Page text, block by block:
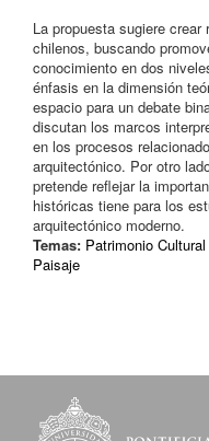
La propuesta sugiere
chilenos, buscando
conocimiento en dos
énfasis en la dimensión
espacio para un debate
discutan los marcos
en los procesos
arquitectónico. Por otro
pretende reflejar la
históricas tiene para los
arquitectónico moderno.
Temas: Patrimonio Cultural
Paisaje